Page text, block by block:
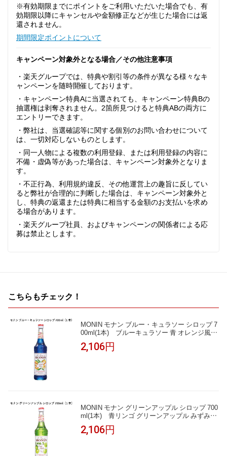
※有効期限までにポイントをご利用いただいた場合でも、有
効期限以降にキャンセルや金額修正などが生じた場合には返
還されません。
期間限定ポイントについて
キャンペーン対象外となる場合／その他注意事項
・楽天グループでは、特典や割引等の条件が異なる様々なキ
ャンペーンを随時開催しております。
・キャンペーン特典Aに当選されても、キャンペーン特典Bの
抽選権は剥奪されません。2箇所見つけると特典ABの両方に
エントリーできます。
・弊社は、当選確認等に関する個別のお問い合わせについて
は、一切対応しないものとします。
・同一人物による複数の利用登録、または利用登録の内容に
不備・虚偽等があった場合は、キャンペーン対象外となりま
す。
・不正行為、利用規約違反、その他運営上の趣旨に反してい
ると弊社が合理的に判断した場合は、キャンペーン対象外と
し、特典の返還または特典に相当する金額のお支払いを求め
る場合があります。
・楽天グループ社員、およびキャンペーンの関係者による応
募は禁止とします。
こちらもチェック！
MONIN モナン ブルー・キュラソー シロップ 7
00ml(1本) ブルーキュラソー 青 オレンジ風味
ブルーハワイ かき氷 ソーダ インスタ映え ノン
アルコールカクテル モクテル 割り材 業務用 フ
2,106円
MONIN モナン グリーンアップル シロップ 700
ml(1本) 青リンゴ グリーンアップル みずみず
しい かき氷 ソーダ ノンアルコールカクテル モ
クテル 子供 割り材 業務用 カフェ フレーバー
2,106円